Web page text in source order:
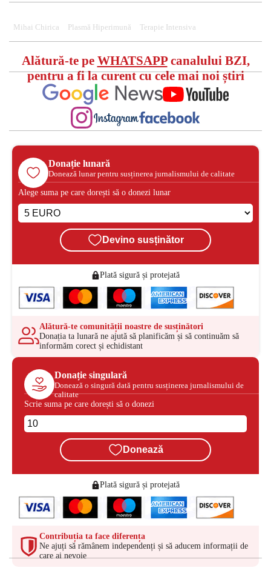
Mihai Chirica Plasmă Hiperimună Terapie Intensiva
Alătură-te pe WHATSAPPcanalului BZI,
pentru a fi la curent cu cele mai noi știri
Donație lunară
Donează lunar pentru susținerea jurnalismului de calitate
Alege suma pe care dorești să o donezi lunar
Devino susținător
Plată sigură și protejată
Alătură-te comunității noastre de susținători
Donația ta lunară ne ajută să planificăm și să continuăm să
informăm corect și echidistant
Donație singulară
Donează o singură dată pentru susținerea jurnalismului de
calitate
Scrie suma pe care dorești să o donezi
Donează
Plată sigură și protejată
Contribuția ta face diferența
Ne ajuți să rămânem independenți și să aducem informații de
care ai nevoie